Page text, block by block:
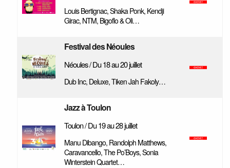
Louis Bertignac, Shaka Ponk, Kendji
Girac, NTM, Bigoflo & Oli…
Festival des Néoules
Néoules / Du 18 au 20 juillet
Dub Inc, Deluxe, Tiken Jah Fakoly…
Jazz à Toulon
Toulon / Du 19 au 28 juillet
Manu Dibango, Randolph Matthews,
Caravancello, The Po’Boys, Sonia
Winterstein Quartet…